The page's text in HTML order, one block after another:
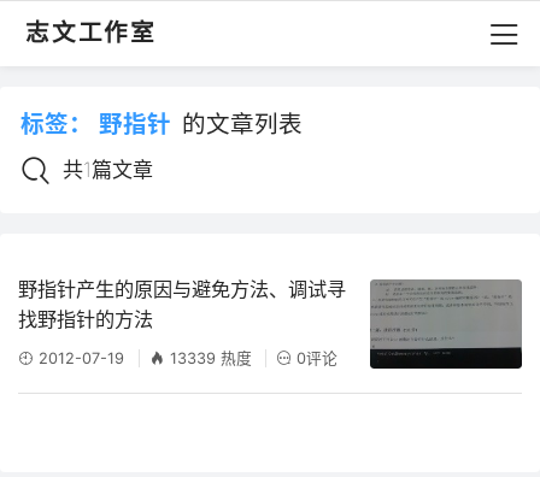
志文工作室
标签： 野指针 的文章列表
共1篇文章
野指针产生的原因与避免方法、调试寻
找野指针的方法
2012-07-19 13339 热度 0评论